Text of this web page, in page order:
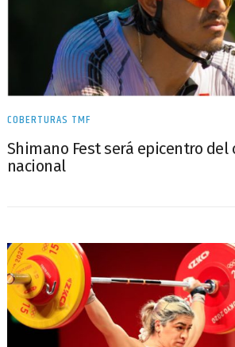
COBERTURAS TMF
Shimano Fest será epicentro del
nacional